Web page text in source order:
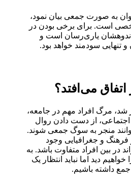
به صورت جمعی بیان نمود،
است. برای برخی بودن در
یاری‌رسان است و
تنهایی سودمند خواهد بود.
می‌افتد؟
مرگ افراد مهم در جامعه،
اجتماعی، از دست دادن روال
منجر به سوگ جمعی شوند.
فرهنگ و جغرافیایی وجود
در بین افراد متفاوت باشد. به
خواهیم دید اما نباید انتظار یک
داشته باشیم.